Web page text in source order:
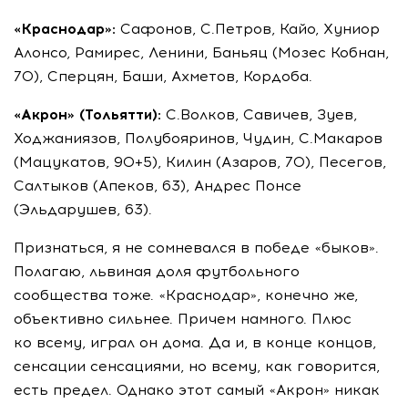
«Краснодар»: Сафонов, С.Петров, Кайо, Хуниор
Алонсо, Рамирес, Ленини, Баньяц (Мозес Кобнан,
70), Сперцян, Баши, Ахметов, Кордоба.
«Акрон» (Тольятти): С.Волков, Савичев, Зуев,
Ходжаниязов, Полубояринов, Чудин, С.Макаров
(Мацукатов, 90+5), Килин (Азаров, 70), Песегов,
Салтыков (Апеков, 63), Андрес Понсе
(Эльдарушев, 63).
Признаться, я не сомневался в победе «быков».
Полагаю, львиная доля футбольного
сообщества тоже. «Краснодар», конечно же,
объективно сильнее. Причем намного. Плюс
ко всему, играл он дома. Да и, в конце концов,
сенсации сенсациями, но всему, как говорится,
есть предел. Однако этот самый «Акрон» никак